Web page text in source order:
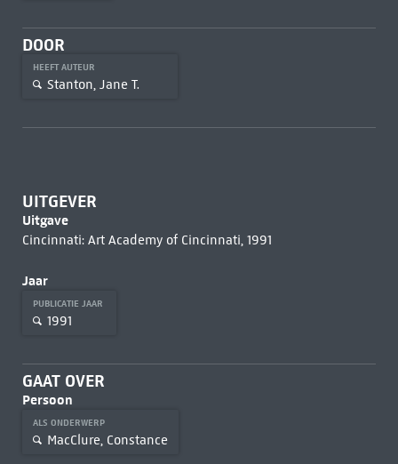
DOOR
HEEFT AUTEUR
Stanton, Jane T.
UITGEVER
Uitgave
Cincinnati: Art Academy of Cincinnati, 1991
Jaar
PUBLICATIE JAAR
1991
GAAT OVER
Persoon
ALS ONDERWERP
MacClure, Constance